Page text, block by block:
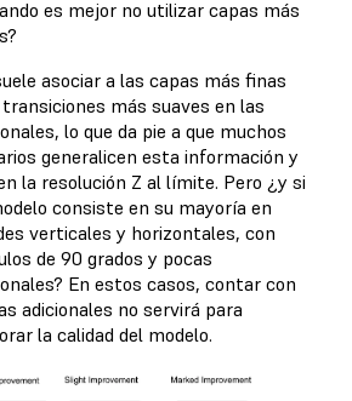
es mejor no utilizar capas más
asociar a las capas más finas
más suaves en las
lo que da pie a que muchos
generalicen esta información y
la resolución Z al límite. Pero ¿y si
consiste en su mayoría en
verticales y horizontales, con
de 90 grados y pocas
En estos casos, contar con
adicionales no servirá para
la calidad del modelo.